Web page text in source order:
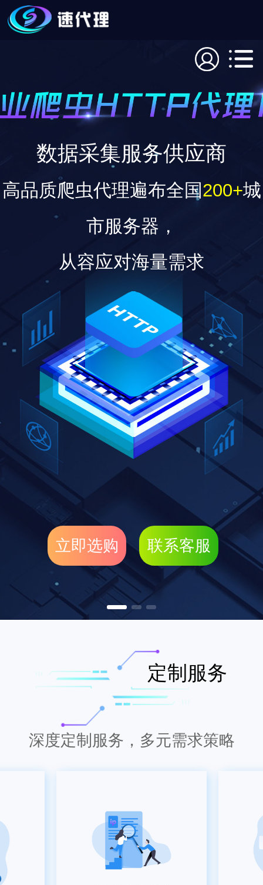
数据采集服务供应商
高品质爬虫代理遍布全国200+城
市服务器，
从容应对海量需求
立即选购 联系客服
定制服务
深度定制服务，多元需求策略